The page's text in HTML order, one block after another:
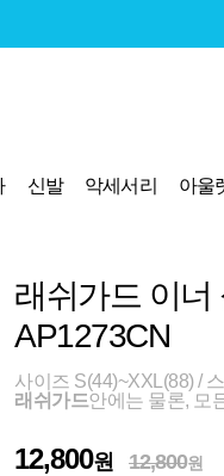
신발 악세서리
아울
래쉬가드 이너
AP1273CN
사이즈 S(44)~XXL(88) /
래쉬가드안에는 물론, 모
12,800원 12,800원